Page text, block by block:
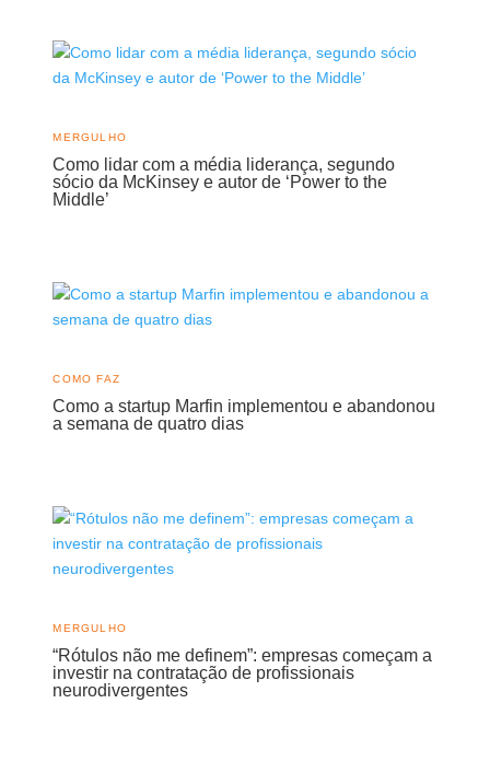
Como lidar com a média liderança, segundo
sócio da McKinsey e autor de ‘Power to the
Middle’
MERGULHO
Como a startup Marfin implementou e abandonou
a semana de quatro dias
COMO FAZ
“Rótulos não me definem”: empresas começam a
investir na contratação de profissionais
neurodivergentes
MERGULHO